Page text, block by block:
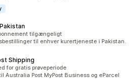
tilgængeligt
til enhver kurertjeneste i Pakistan.
Shipping
for gratis prøveperiode
Australia Post MyPost Business og eParcel